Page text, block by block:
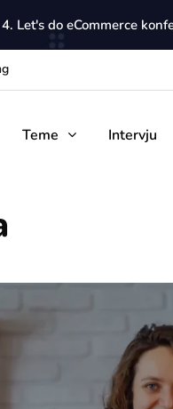
4. Let's do eCommerce
Teme Intervju